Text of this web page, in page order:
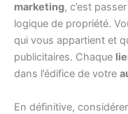
marketing, c’est
logique de propriété.
qui vous appartient et
publicitaires. Chaque
dans l’édifice de votre
En définitive,